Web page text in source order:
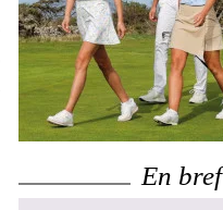
En bref